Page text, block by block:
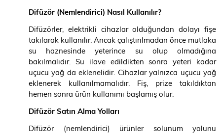
Difüzör (Nemlendirici) Nasıl Kullanılır?
Difüzörler, elektrikli cihazlar olduğundan dolayı fişe
takılarak kullanılır. Ancak çalıştırılmadan önce mutlaka
su haznesinde yeterince su olup olmadığına
bakılmalıdır. Su ilave edildikten sonra yeteri kadar
uçucu yağ da eklenelidir. Cihazlar yalnızca uçucu yağ
eklenerek kullanılmamalıdır. Fiş, prize takıldıktan
hemen sonra ürün kullanımı başlamış olur.
Difüzör Satın Alma Yolları
Difüzör (nemlendirici) ürünler solunum yolunu